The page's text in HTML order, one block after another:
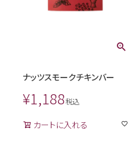
ナッツスモークチキンバー
¥1,188税込
カートに入れる